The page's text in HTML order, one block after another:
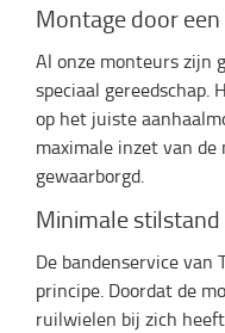
Montage door
Al onze monteurs zijn
speciaal gereedschap.
op het juiste
maximale inzet van
gewaarborgd.
Minimale stilstand
De bandenservice
principe. Doordat de
ruilwielen bij zich